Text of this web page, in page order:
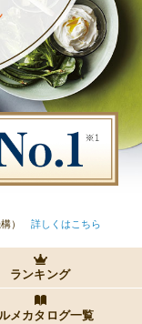
構） 詳しくはこちら
ランキング
メカタログ一覧